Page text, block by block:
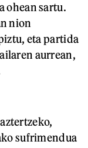
ohean sartu.
nion
eta partida
aurrean,
sufrimendua